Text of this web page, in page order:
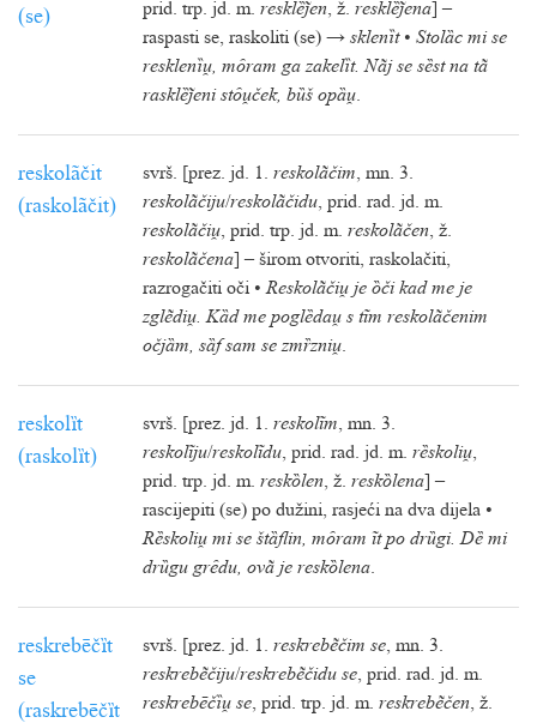
(se)
prid. trp. jd. m. resklȅen, ž. resklȅena ] –
raspasti se, raskoliti (se) → sklenȉt• Stolȁc mi se
resklenȉ, mȏram ga zakelȉt. Nãj se sȅst na tã
rasklȅeni stȏček, bȕš opȁ.
reskolãčit
(raskolãčit)
svrš. [prez. jd. 1. reskolãčim, mn. 3.
reskolãčiju/reskolãčidu, prid. rad. jd. m.
reskolãči, prid. trp. jd. m. reskolãčen, ž.
reskolãčena ] – širom otvoriti, raskolačiti,
razrogačiti oči •Reskolãči je ȍči kad me je
zglẽdi. Kȁd me poglȅda s tĩm reskolãčenim
očjȁm, sȁf sam se zmȑzni.
reskolȉt
(raskolȉt)
svrš. [prez. jd. 1. reskolĩm, mn. 3.
reskolĩju/reskolĩdu, prid. rad. jd. m. rȅskoli,
prid. trp. jd. m. reskȍlen, ž. reskȍlena ] –
rascijepiti (se) po dužini, rasjeći na dva dijela •
Rȅskoli mi se štȁflin, mȏram ĩt po drȕgi. Dȅ mi
drȕgu grȇdu, ovã je reskȍlena.
reskrebēčȉt
se
(raskrebēčȉt
svrš. [prez. jd. 1. reskrebẽčim se, mn. 3.
reskrebẽčiju/reskrebẽčidu se, prid. rad. jd. m.
reskrebēčȉ se, prid. trp. jd. m. reskrebẽčen, ž.